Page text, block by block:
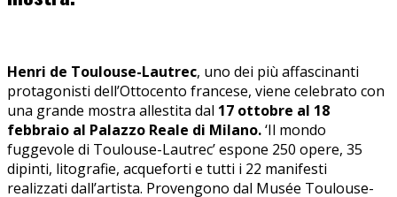
Henri de Toulouse-Lautrec, uno dei più affascinanti
protagonisti dell’Ottocento francese, viene celebrato con
una grande mostra allestita dal 17 ottobre al 18
febbraio al Palazzo Reale di Milano.‘Il mondo
fuggevole di Toulouse-Lautrec’ espone 250 opere, 35
dipinti, litografie, acqueforti e tutti i 22 manifesti
realizzati dall’artista. Provengono dal Musée Toulouse-